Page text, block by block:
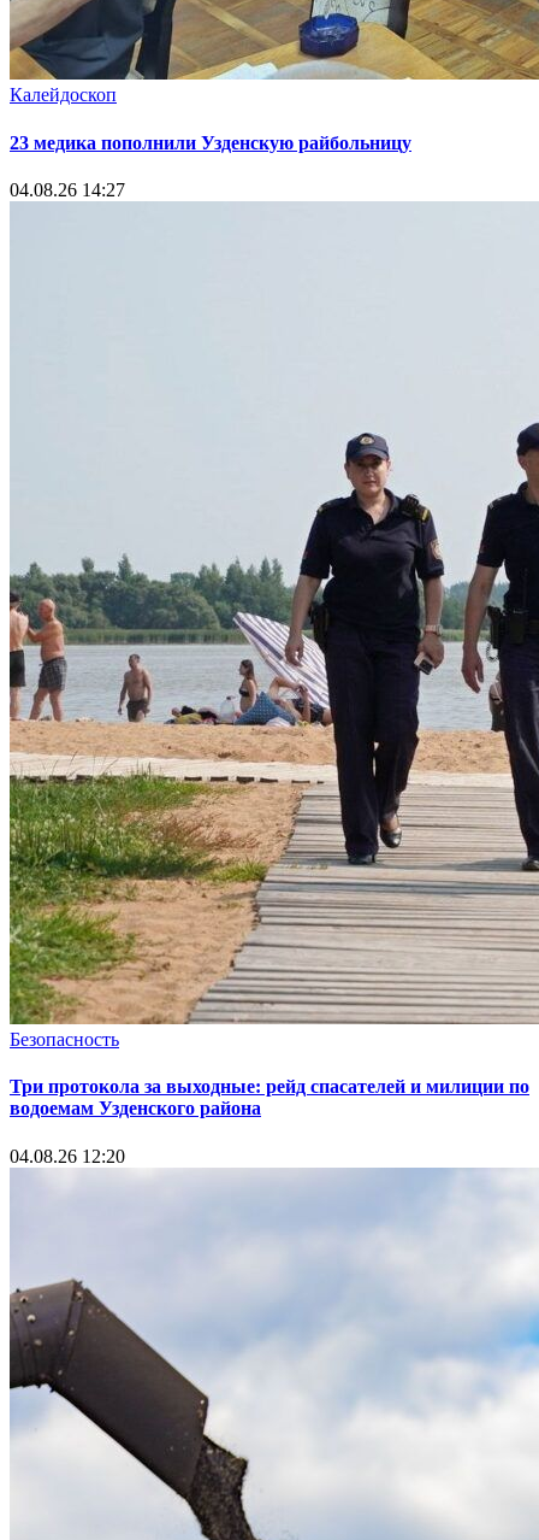
Калейдоскоп
23 медика пополнили Узденскую райбольницу
04.08.26 14:27
Безопасность
Три протокола за выходные: рейд спасателей и милиции по
водоемам Узденского района
04.08.26 12:20